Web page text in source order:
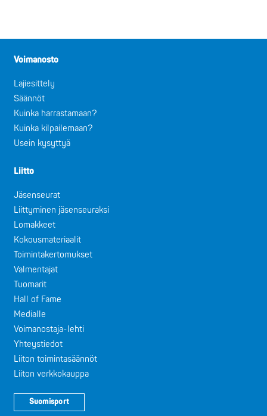
Voimanosto
Lajiesittely
Säännöt
Kuinka harrastamaan?
Kuinka kilpailemaan?
Usein kysyttyä
Liitto
Jäsenseurat
Liittyminen jäsenseuraksi
Lomakkeet
Kokousmateriaalit
Toimintakertomukset
Valmentajat
Tuomarit
Hall of Fame
Medialle
Voimanostaja-lehti
Yhteystiedot
Liiton toimintasäännöt
Liiton verkkokauppa
Suomisport